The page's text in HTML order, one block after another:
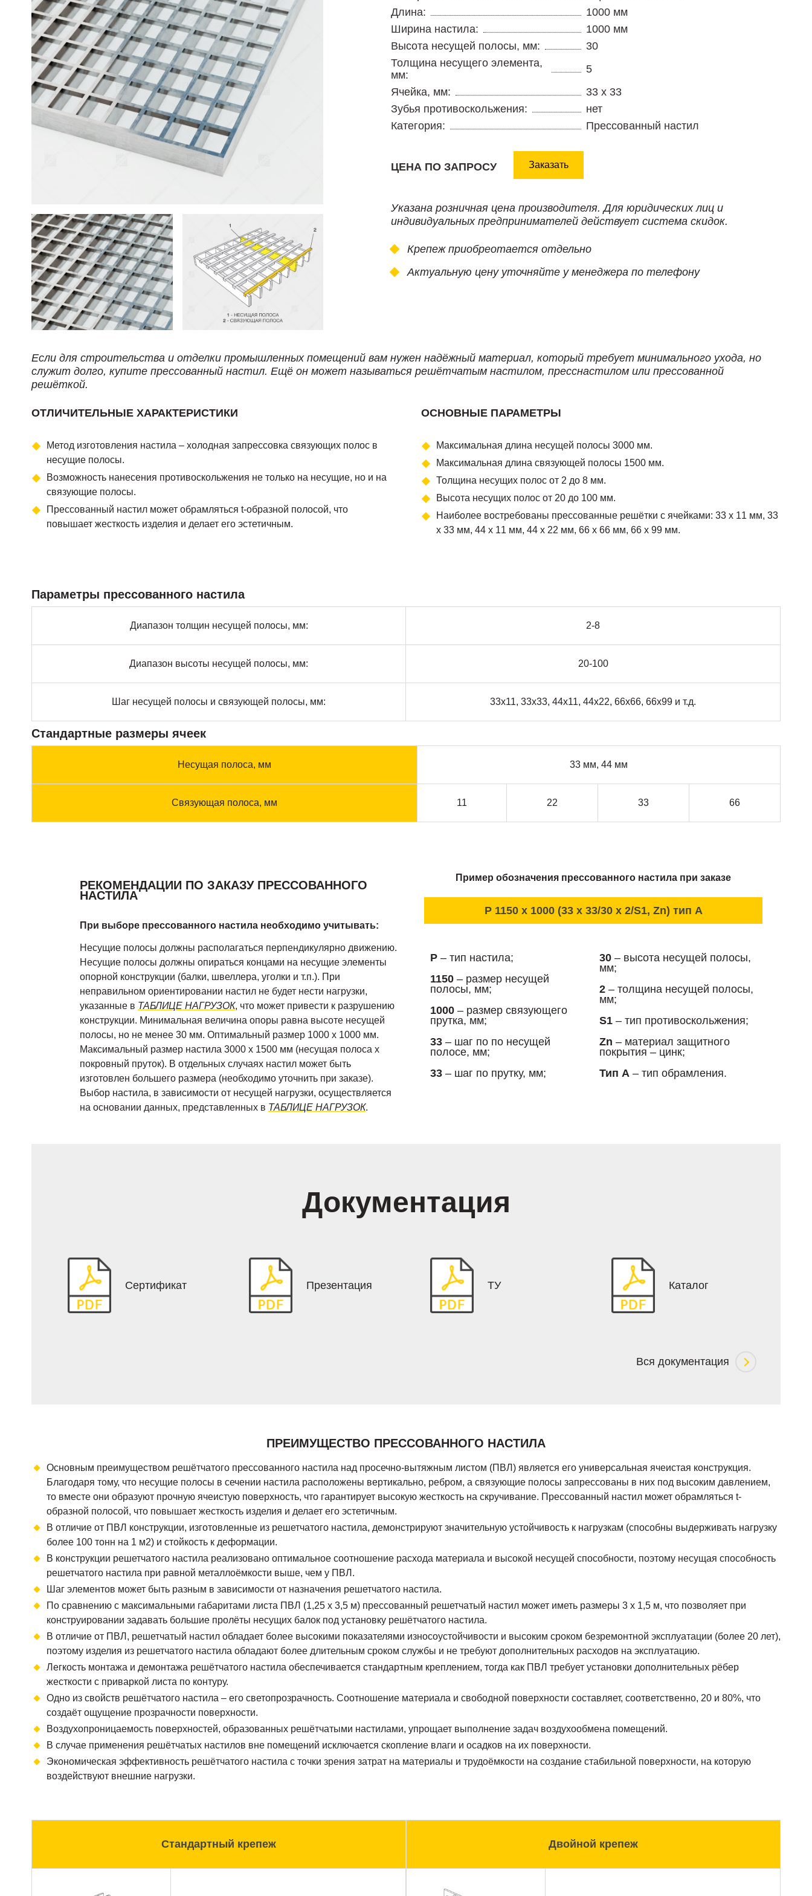
Длина:
1000 мм
Ширина настила:
1000 мм
Высота несущей полосы, мм:
30
Толщина несущего элемента,
мм:
5
Ячейка, мм:
33 х 33
Зубья противоскольжения:
нет
Категория:
Прессованный настил
ЦЕНА ПО ЗАПРОСУ Заказать
Указана розничная цена производителя. Для юридических лиц и
индивидуальных предпринимателей действует система скидок.
Крепеж приобреотается отдельно
Актуальную цену уточняйте у менеджера по телефону
Если для строительства и отделки промышленных помещений вам нужен надёжный материал, который требует минимального ухода, но
служит долго, купите прессованный настил. Ещё он может называться решётчатым настилом, пресснастилом или прессованной
решёткой.
ОТЛИЧИТЕЛЬНЫЕ ХАРАКТЕРИСТИКИ
Метод изготовления настила – холодная запрессовка связующих полос в
несущие полосы.
Возможность нанесения противоскольжения не только на несущие, но и на
связующие полосы.
Прессованный настил может обрамляться t-образной полосой, что
повышает жесткость изделия и делает его эстетичным.
ОСНОВНЫЕ ПАРАМЕТРЫ
Максимальная длина несущей полосы 3000 мм.
Максимальная длина связующей полосы 1500 мм.
Толщина несущих полос от 2 до 8 мм.
Высота несущих полос от 20 до 100 мм.
Наиболее востребованы прессованные решётки с ячейками: 33 х 11 мм, 33
х 33 мм, 44 х 11 мм, 44 х 22 мм, 66 х 66 мм, 66 х 99 мм.
Параметры прессованного настила
Диапазон толщин несущей полосы, мм: 2-8
Диапазон высоты несущей полосы, мм: 20-100
Шаг несущей полосы и связующей полосы, мм: 33х11, 33х33, 44х11, 44х22, 66х66, 66х99 и т.д.
Стандартные размеры ячеек
Несущая полоса, мм 33 мм, 44 мм
Связующая полоса, мм 11 22 33 66
РЕКОМЕНДАЦИИ ПО ЗАКАЗУ ПРЕССОВАННОГО
НАСТИЛА
При выборе прессованного настила необходимо учитывать:
Несущие полосы должны располагаться перпендикулярно движению.
Несущие полосы должны опираться концами на несущие элементы
опорной конструкции (балки, швеллера, уголки и т.п.). При
неправильном ориентировании настил не будет нести нагрузки,
указанные в ТАБЛИЦЕ НАГРУЗОК, что может привести к разрушению
конструкции. Минимальная величина опоры равна высоте несущей
полосы, но не менее 30 мм. Оптимальный размер 1000 х 1000 мм.
Максимальный размер настила 3000 х 1500 мм (несущая полоса х
покровный пруток). В отдельных случаях настил может быть
изготовлен большего размера (необходимо уточнить при заказе).
Выбор настила, в зависимости от несущей нагрузки, осуществляется
на основании данных, представленных в ТАБЛИЦЕ НАГРУЗОК.
Пример обозначения прессованного настила при заказе
P 1150 x 1000 (33 x 33/30 x 2/S1, Zn) тип А
P – тип настила;
1150 – размер несущей
полосы, мм;
1000 – размер связующего
прутка, мм;
33 – шаг по по несущей
полосе, мм;
33 – шаг по прутку, мм;
30 – высота несущей полосы,
мм;
2 – толщина несущей полосы,
мм;
S1 – тип противоскольжения;
Zn – материал защитного
покрытия – цинк;
Тип А – тип обрамления.
Документация
Сертификат Презентация ТУ Каталог
Вся документация
ПРЕИМУЩЕСТВО ПРЕССОВАННОГО НАСТИЛА
Основным преимуществом решётчатого прессованного настила над просечно-вытяжным листом (ПВЛ) является его универсальная ячеистая конструкция.
Благодаря тому, что несущие полосы в сечении настила расположены вертикально, ребром, а связующие полосы запрессованы в них под высоким давлением,
то вместе они образуют прочную ячеистую поверхность, что гарантирует высокую жесткость на скручивание. Прессованный настил может обрамляться t-
образной полосой, что повышает жесткость изделия и делает его эстетичным.
В отличие от ПВЛ конструкции, изготовленные из решетчатого настила, демонстрируют значительную устойчивость к нагрузкам (способны выдерживать нагрузку
более 100 тонн на 1 м2) и стойкость к деформации.
В конструкции решетчатого настила реализовано оптимальное соотношение расхода материала и высокой несущей способности, поэтому несущая способность
решетчатого настила при равной металлоёмкости выше, чем у ПВЛ.
Шаг элементов может быть разным в зависимости от назначения решетчатого настила.
По сравнению с максимальными габаритами листа ПВЛ (1,25 х 3,5 м) прессованный решетчатый настил может иметь размеры 3 х 1,5 м, что позволяет при
конструировании задавать большие пролёты несущих балок под установку решётчатого настила.
В отличие от ПВЛ, решетчатый настил обладает более высокими показателями износоустойчивости и высоким сроком безремонтной эксплуатации (более 20 лет),
поэтому изделия из решетчатого настила обладают более длительным сроком службы и не требуют дополнительных расходов на эксплуатацию.
Легкость монтажа и демонтажа решётчатого настила обеспечивается стандартным креплением, тогда как ПВЛ требует установки дополнительных рёбер
жесткости с приваркой листа по контуру.
Одно из свойств решётчатого настила – его светопрозрачность. Соотношение материала и свободной поверхности составляет, соответственно, 20 и 80%, что
создаёт ощущение прозрачности поверхности.
Воздухопроницаемость поверхностей, образованных решётчатыми настилами, упрощает выполнение задач воздухообмена помещений.
В случае применения решётчатых настилов вне помещений исключается скопление влаги и осадков на их поверхности.
Экономическая эффективность решётчатого настила с точки зрения затрат на материалы и трудоёмкости на создание стабильной поверхности, на которую
воздействуют внешние нагрузки.
Стандартный крепеж Двойной крепеж